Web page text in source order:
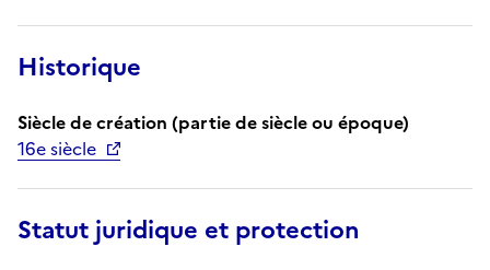
Historique
Siècle de création (partie de siècle ou époque)
16e siècle
Statut juridique et protection